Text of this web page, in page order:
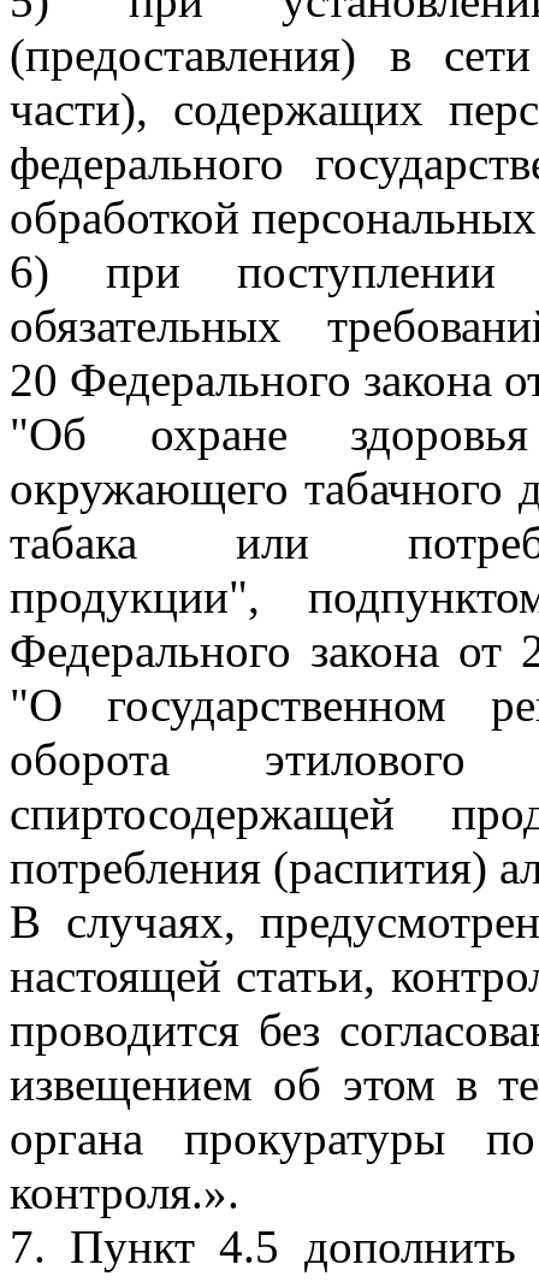
(предоставления) в
части), содержащих
федерального
обработкой
6) при поступлении
обязательных
20 Федерального закона
"Об охране
окружающего табачного
табака или
продукции",
Федерального закона
"О государственном
оборота
спиртосодержащей
потребления (распития)
В случаях,
настоящей статьи,
проводится без
извещением об этом в
органа прокуратуры
контроля.».
7. Пункт 4.5 дополнить